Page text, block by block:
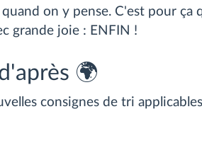
on y pense. C'est pour ça
grande joie : ENFIN !
🌍
consignes de tri